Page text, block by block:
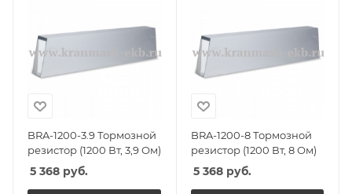
BRA-1200-3.9 Тормозной
резистор (1200 Вт, 3,9 Ом)
5 368 руб.
BRA-1200-8 Тормозной
резистор (1200 Вт, 8 Ом)
5 368руб.